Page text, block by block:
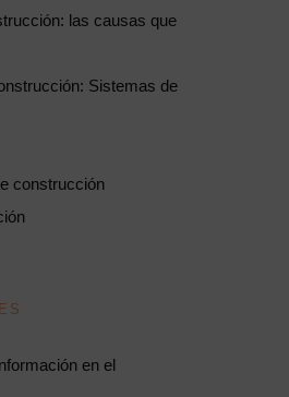
las causas que
Sistemas de
construcción
en el